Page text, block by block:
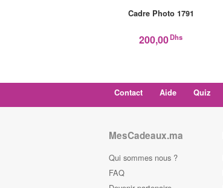
Cadre Photo 1791
200,00Dhs
Contact Aide Quiz
MesCadeaux.ma
Qui sommes nous ?
FAQ